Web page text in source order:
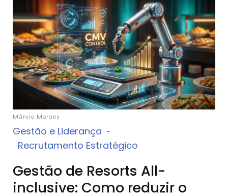
Márcio Moraes
Gestão e Liderança -
Recrutamento Estratégico
Gestão de Resorts All-
inclusive: Como reduzir o